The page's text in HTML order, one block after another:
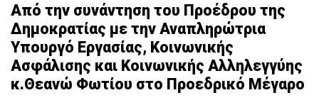
Από την συνάντηση του Προέδρου της
Δημοκρατίας με την Αναπληρώτρια
Υπουργό Εργασίας, Κοινωνικής
Ασφάλισης και Κοινωνικής Αλληλεγγύης
κ.Θεανώ Φωτίου στο Προεδρικό Μέγαρο